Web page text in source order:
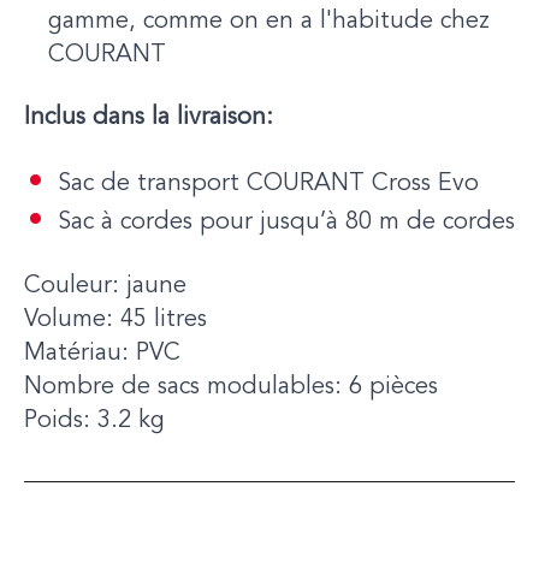
gamme, comme on en a l'habitude chez
COURANT
Inclus dans la livraison:
Sac de transport COURANT Cross Evo
Sac à cordes pour jusqu’à 80 m de cordes
Couleur: jaune
Volume: 45 litres
Matériau: PVC
Nombre de sacs modulables: 6 pièces
Poids: 3.2 kg